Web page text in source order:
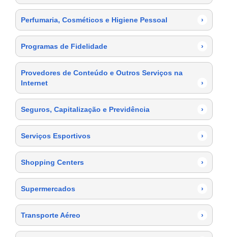
Perfumaria, Cosméticos e Higiene Pessoal ›
Programas de Fidelidade ›
Provedores de Conteúdo e Outros Serviços na
Internet
›
Seguros, Capitalização e Previdência ›
Serviços Esportivos ›
Shopping Centers ›
Supermercados ›
Transporte Aéreo ›